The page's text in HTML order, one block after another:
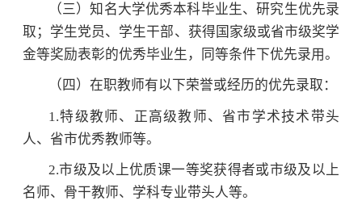
（三）知名大学优秀本科毕业生、研究生优先录
取；学生党员、学生干部、获得国家级或省市级奖学
金等奖励表彰的优秀毕业生，同等条件下优先录用。
（四）在职教师有以下荣誉或经历的优先录取：
1.特级教师、正高级教师、省市学术技术带头
人、省市优秀教师等。
2.市级及以上优质课一等奖获得者或市级及以上
名师、骨干教师、学科专业带头人等。